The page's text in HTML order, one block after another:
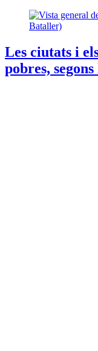
Les ciutats i
pobres,